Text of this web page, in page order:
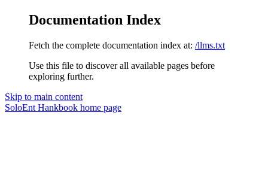
Documentation Index
Fetch the complete documentation index at: /llms.txt
Use this file to discover all available pages before
exploring further.
Skip to main content
SoloEnt Hankbook home page